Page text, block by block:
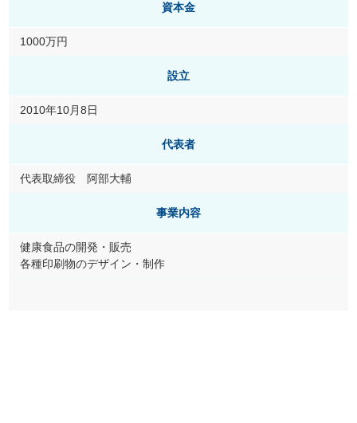
資本金
1000万円
設立
2010年10月8日
代表者
代表取締役 阿部大輔
事業内容
健康食品の開発・販売
各種印刷物のデザイン・制作